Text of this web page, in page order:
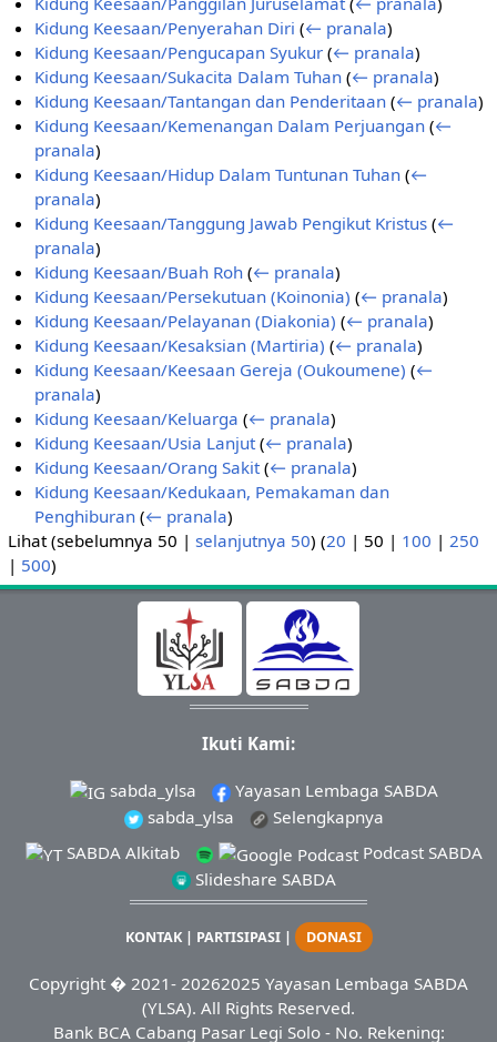
Kidung Keesaan/Penyerahan Diri (← pranala)
Kidung Keesaan/Pengucapan Syukur (← pranala)
Kidung Keesaan/Sukacita Dalam Tuhan (← pranala)
Kidung Keesaan/Tantangan dan Penderitaan (← pranala)
Kidung Keesaan/Kemenangan Dalam Perjuangan (←
pranala)
Kidung Keesaan/Hidup Dalam Tuntunan Tuhan (←
pranala)
Kidung Keesaan/Tanggung Jawab Pengikut Kristus (←
pranala)
Kidung Keesaan/Buah Roh (← pranala)
Kidung Keesaan/Persekutuan (Koinonia) (← pranala)
Kidung Keesaan/Pelayanan (Diakonia) (← pranala)
Kidung Keesaan/Kesaksian (Martiria) (← pranala)
Kidung Keesaan/Keesaan Gereja (Oukoumene) (←
pranala)
Kidung Keesaan/Keluarga (← pranala)
Kidung Keesaan/Usia Lanjut (← pranala)
Kidung Keesaan/Orang Sakit (← pranala)
Kidung Keesaan/Kedukaan, Pemakaman dan
Penghiburan (← pranala)
Lihat (sebelumnya 50 | selanjutnya 50) (20 | 50 | 100 | 250
| 500)
Ikuti Kami:
sabda_ylsa
Yayasan Lembaga SABDA
sabda_ylsa
Selengkapnya
SABDA Alkitab
Podcast SABDA
Slideshare SABDA
KONTAK| PARTISIPASI| DONASI
Copyright � 2021- 20262025 Yayasan Lembaga SABDA
(YLSA). All Rights Reserved.
Bank BCA Cabang Pasar Legi Solo - No. Rekening: